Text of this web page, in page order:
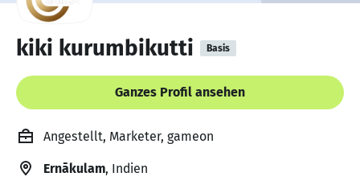
kiki kurumbikutti Basis
Ganzes Profil ansehen
Angestellt, Marketer, gameon
Ernākulam, Indien